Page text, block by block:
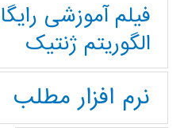
فیلم آموزشی
الگوریتم ژنتیک
نرم افزار مطلب